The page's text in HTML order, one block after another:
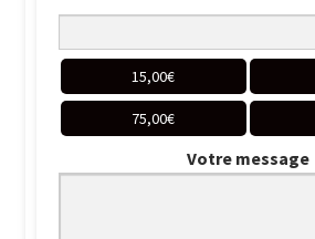
15,00€
75,00€
Votre message